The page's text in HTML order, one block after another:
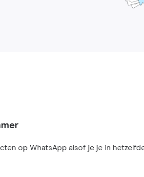
op WhatsApp alsof je je in